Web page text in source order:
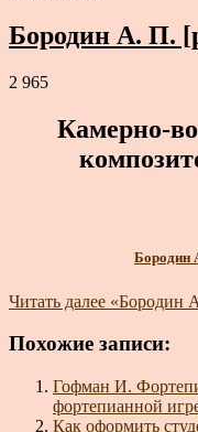
Бородин А. П.
2 965
Камерно-
Бородин
Читать далее «Бородин
Похожие записи:
Гофман И.
фортепианной
Как оформить